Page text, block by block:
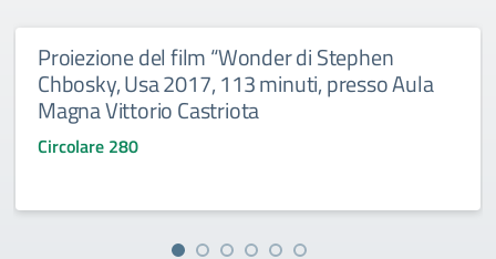
Proiezione del film “Wonder di Stephen
Chbosky, Usa 2017, 113 minuti, presso Aula
Magna Vittorio Castriota
Circolare 280